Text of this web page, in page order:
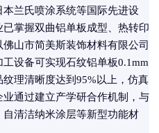
兰氏喷涂系统等国际先进设
掌握双曲铝单板成型、热转印
山市简美斯装饰材料有限公司
设备可实现石纹铝单板0.1mm
理清晰度达到95%以上，仿真
通过建立产学研合作机制，与
清洁纳米涂层等新型功能材